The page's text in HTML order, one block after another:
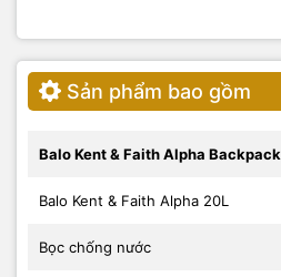
Sản phẩm bao gồm
Balo Kent & Faith Alpha
Balo Kent & Faith Alpha 20L
Bọc chống nước